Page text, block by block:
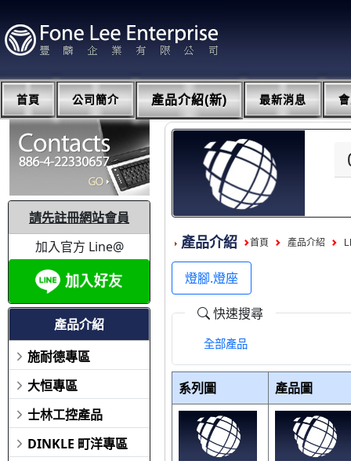
首頁 公司簡介 產品介紹(新) 最新消息
請先註冊網站會員
加入官方 Line@
產品介紹
施耐德專區
大恒專區
士林工控產品
DINKLE 町洋專區
產品介紹 首頁 產品介紹
燈腳.燈座
快速搜尋
全部產品
系列圖 產品圖